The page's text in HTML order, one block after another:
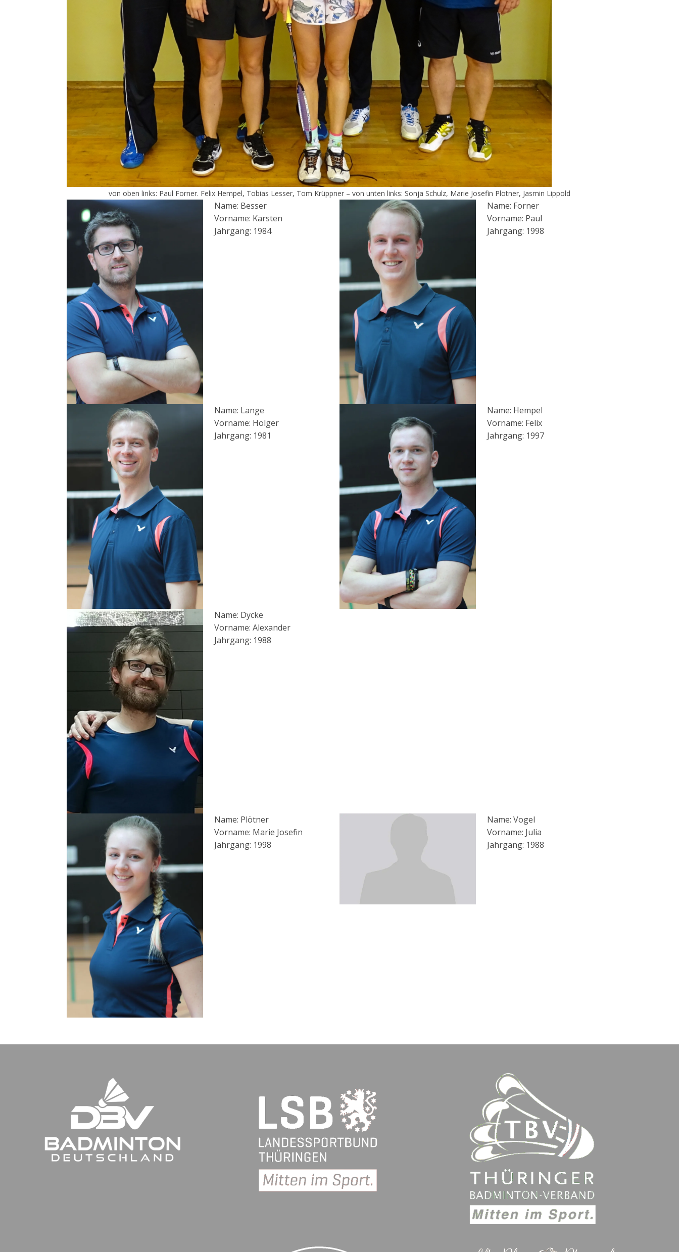
von oben links: Paul Forner. Felix Hempel, Tobias Lesser, Tom Krüppner – von unten links: Sonja Schulz, Marie Josefin Plötner, Jasmin Lippold
Name: Besser
Vorname: Karsten
Jahrgang: 1984
Name: Forner
Vorname: Paul
Jahrgang: 1998
Name: Lange
Vorname: Holger
Jahrgang: 1981
Name: Hempel
Vorname: Felix
Jahrgang: 1997
Name: Dycke
Vorname: Alexander
Jahrgang: 1988
Name: Plötner
Vorname: Marie Josefin
Jahrgang: 1998
Name: Vogel
Vorname: Julia
Jahrgang: 1988